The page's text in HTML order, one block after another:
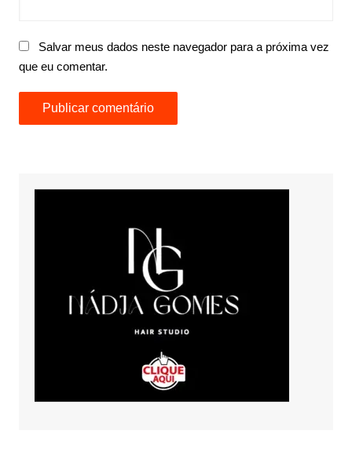
Salvar meus dados neste navegador para a próxima vez
que eu comentar.